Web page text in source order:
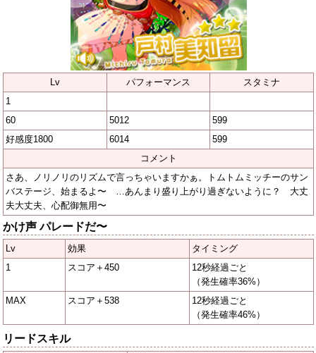
Lv パフォーマンス
スタミナ
1
60
5012
599
好感度1800
6014
599
コメント
さあ、ノリノリのリズムで言っちゃいますかぁ。トムトムミッチーのサン
バステージ、始まるよ〜 …あんまり盛り上がり過ぎないように？ 大丈
夫大丈夫、心配御無用〜
かけ声 パレードだ〜
Lv 効果
タイミング
1
スコア＋450
12秒経過ごと
（発生確率36%）
MAX
スコア＋538
12秒経過ごと
（発生確率46%）
リードスキル